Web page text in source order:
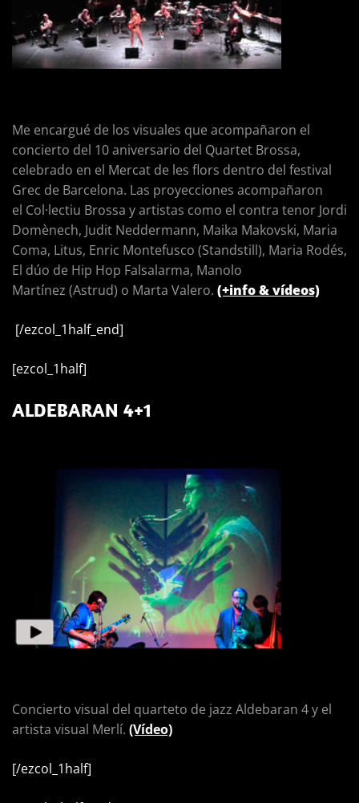
Me encargué de los visuales que acompañaron el
concierto del 10 aniversario del Quartet Brossa,
celebrado en el Mercat de les flors dentro del festival
Grec de Barcelona. Las proyecciones acompañaron
el Col·lectiu Brossa y artistas como el contra tenor Jordi
Domènech, Judit Neddermann, Maika Makovski, Maria
Coma, Litus, Enric Montefusco (Standstill), Maria Rodés,
El dúo de Hip Hop Falsalarma, Manolo
Martínez (Astrud) o Marta Valero. (+info & vídeos)
[/ezcol_1half_end]
[ezcol_1half]
ALDEBARAN 4+1
Concierto visual del quarteto de jazz Aldebaran 4 y el
artista visual Merlí. (Vídeo)
[/ezcol_1half]